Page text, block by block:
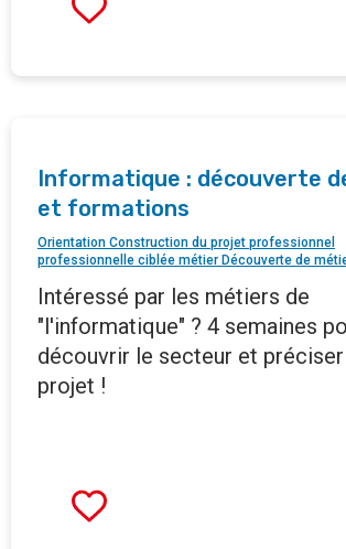
Informatique : découverte
et formations
Orientation Construction du projet professionnel
professionnelle ciblée métier Découverte de
Intéressé par les métiers de
"l'informatique" ? 4 semaines
découvrir le secteur et
projet !